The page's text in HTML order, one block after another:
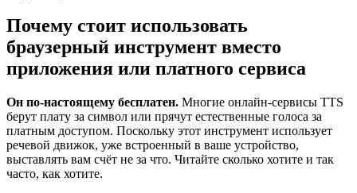
Почему стоит использовать
браузерный инструмент вместо
приложения или платного сервиса
Он по-настоящему бесплатен. Многие онлайн-сервисы TTS
берут плату за символ или прячут естественные голоса за
платным доступом. Поскольку этот инструмент использует
речевой движок, уже встроенный в ваше устройство,
выставлять вам счёт не за что. Читайте сколько хотите и так
часто, как хотите.